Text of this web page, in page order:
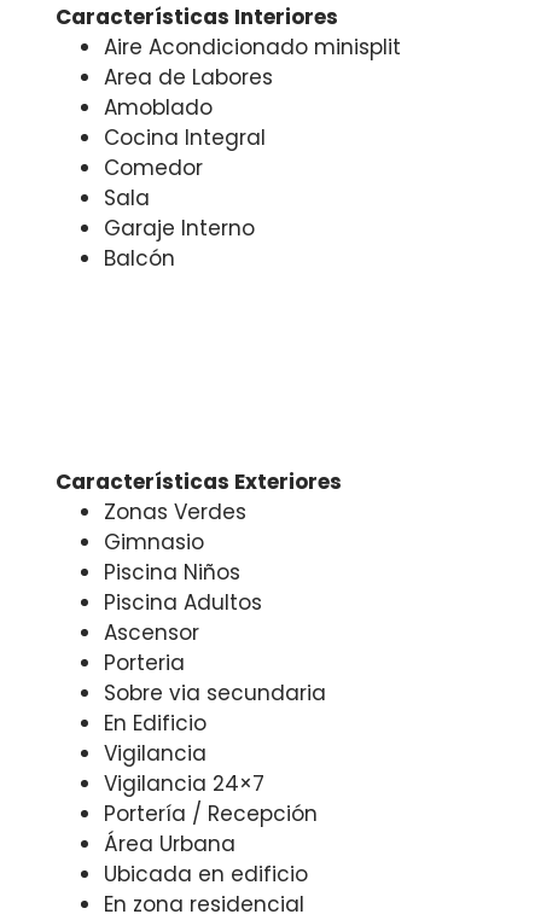
Características Interiores
Aire Acondicionado minisplit
Area de Labores
Amoblado
Cocina Integral
Comedor
Sala
Garaje Interno
Balcón
Características Exteriores
Zonas Verdes
Gimnasio
Piscina Niños
Piscina Adultos
Ascensor
Porteria
Sobre via secundaria
En Edificio
Vigilancia
Vigilancia 24×7
Portería / Recepción
Área Urbana
Ubicada en edificio
En zona residencial